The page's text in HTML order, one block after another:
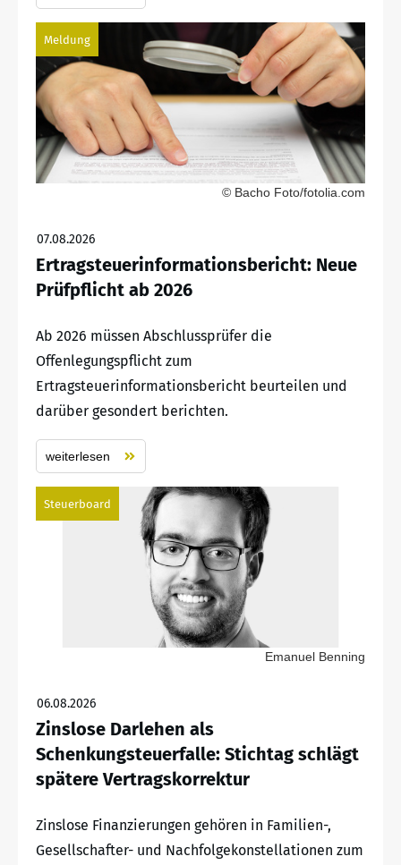
Meldung
© Bacho Foto/fotolia.com
07.08.2026
Ertragsteuerinformationsbericht: Neue
Prüfpflicht ab 2026
Ab 2026 müssen Abschlussprüfer die
Offenlegungspflicht zum
Ertragsteuerinformationsbericht beurteilen und
darüber gesondert berichten.
weiterlesen
Steuerboard
Emanuel Benning
06.08.2026
Zinslose Darlehen als
Schenkungsteuerfalle: Stichtag schlägt
spätere Vertragskorrektur
Zinslose Finanzierungen gehören in Familien-,
Gesellschafter- und Nachfolgekonstellationen zum